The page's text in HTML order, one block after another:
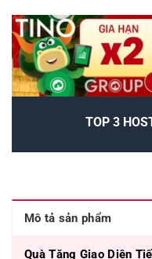
TOP 3
Mô tả sản phẩm
Quà Tặng Giao Diện